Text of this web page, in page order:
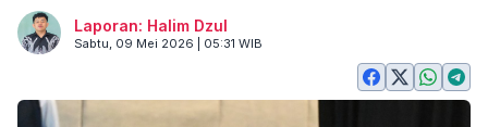
Laporan: Halim Dzul
Sabtu, 09 Mei 2026 | 05:31 WIB